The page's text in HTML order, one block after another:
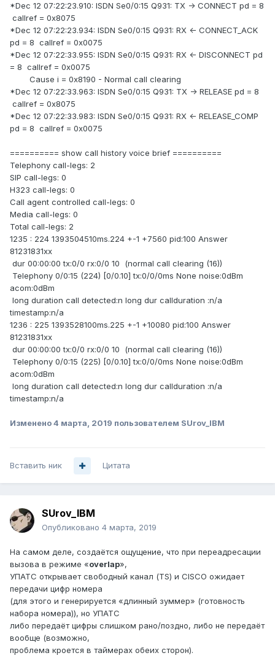
*Dec 12 07:22:23.910: ISDN Se0/0:15 Q931: TX -> CONNECT pd = 8
callref = 0x8075
*Dec 12 07:22:23.934: ISDN Se0/0:15 Q931: RX <- CONNECT_ACK
pd = 8 callref = 0x0075
*Dec 12 07:22:33.955: ISDN Se0/0:15 Q931: RX <- DISCONNECT pd
= 8 callref = 0x0075
Cause i = 0x8190 - Normal call clearing
*Dec 12 07:22:33.963: ISDN Se0/0:15 Q931: TX -> RELEASE pd = 8
callref = 0x8075
*Dec 12 07:22:33.983: ISDN Se0/0:15 Q931: RX <- RELEASE_COMP
pd = 8 callref = 0x0075
========== show call history voice brief ==========
Telephony call-legs: 2
SIP call-legs: 0
H323 call-legs: 0
Call agent controlled call-legs: 0
Media call-legs: 0
Total call-legs: 2
1235 : 224 1393504510ms.224 +-1 +7560 pid:100 Answer
81231831xx
dur 00:00:00 tx:0/0 rx:0/0 10 (normal call clearing (16))
Telephony 0/0:15 (224) [0/0.10] tx:0/0/0ms None noise:0dBm
acom:0dBm
long duration call detected:n long dur callduration :n/a
timestamp:n/a
1236 : 225 1393528100ms.225 +-1 +10080 pid:100 Answer
81231831xx
dur 00:00:00 tx:0/0 rx:0/0 10 (normal call clearing (16))
Telephony 0/0:15 (225) [0/0.10] tx:0/0/0ms None noise:0dBm
acom:0dBm
long duration call detected:n long dur callduration :n/a
timestamp:n/a
Изменено4 марта, 2019 пользователем SUrov_IBM
Вставить ник Цитата
SUrov_IBM
Опубликовано 4 марта, 2019
На самом деле, создаётся ощущение, что при переадресации
вызова в режиме «overlap»,
УПАТС открывает свободный канал (TS) и CISCO ожидает
передачи цифр номера
(для этого и генерируется «длинный зуммер» (готовность
набора номера)), но УПАТС
либо передаёт цифры слишком рано/поздно, либо не передаёт
вообще (возможно,
проблема кроется в таймерах обеих сторон).